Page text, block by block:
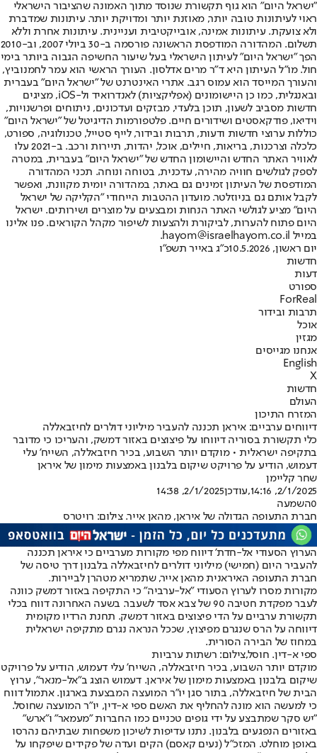
"ישראל היום" הוא גוף תקשורת שנוסד מתוך האמונה שהציבור הישראלי
ראוי לעיתונות טובה יותר, מאוזנת יותר ומדויקת יותר. עיתונות שמדברת
ולא צועקת. עיתונות אמינה, אובייקטיבית ועניינית. עיתונות אחרת וללא
תשלום. המהדורה המודפסת הראשונה פורסמה ב-30 ביולי 2007, וב-2010
הפך "ישראל היום" לעיתון הישראלי בעל שיעור החשיפה הגבוה ביותר בימי
חול. מו"ל העיתון היא ד"ר מרים אדלסון. העורך הראשי הוא עמר לחמנוביץ,
והעורך המייסד הוא עמוס רגב. אתרי האינטרנט של "ישראל היום" בעברית
ובאנגלית, כמו כן היישומונים (אפליקציות) לאנדרואיד ול-iOS, מציגים
חדשות מסביב לשעון, תוכן בלעדי, מבזקים ועדכונים, ניתוחים ופרשנויות,
וידיאו, פודקאסטים ושידורים חיים. פלטפורמות הדיגיטל של "ישראל היום"
כוללות ערוצי חדשות ודעות, תרבות ובידור, לייף סטייל, טכנולוגיה, ספורט,
כלכלה וצרכנות, בריאות, חיילים, אוכל, יהדות, תיירות ורכב. ב-2021 עלו
לאוויר האתר החדש והיישומון החדש של "ישראל היום" בעברית, במטרה
לספק לגולשים חוויה מהירה, עדכנית, בטוחה ונוחה. תכני המהדורה
המודפסת של העיתון זמינים גם באתר, במהדורה יומית מקוונת, ואפשר
לקבל אותם גם בניוזלטר. מועדון ההטבות הייחודי "הקליקה של ישראל
היום" מציע לגולשי האתר הנחות ומבצעים על מוצרים ושירותים. ישראל
היום פתוח להערות, לביקורת ולהצעות לשיפור מקהל הקוראים. פנו אלינו
במייל hayom@israelhayom.co.il.
יום ראשון, 10.5.2026
כ"ג באייר תשפ"ו
חדשות
דעות
ספורט
ForReal
תרבות ובידור
אוכל
מגזין
אנחנו מגייסים
English
X
חדשות
העולם
המזרח התיכון
דיווחים ערביים: איראן תכננה להעביר מיליוני דולרים לחיזבאללה
כלי תקשורת בסוריה דיווחו על פיצוצים באזור דמשק, והעריכו כי מדובר
בתקיפה ישראלית • מוקדם יותר השבוע, בכיר חיזבאללה, השייח' עלי
דעמוש, הודיע על פרויקט שיקום בלבנון באמצעות מימון של איראן
שחר קליימן
2/1/2025, 14:16
,עודכן2/1/2025, 14:38
0השמעה
חברת התעופה הגדולה של איראן, מהאן אייר. צילום: רויטרס
הערוץ הסעודי אל-חדת' דיווח מפי מקורות מערביים כי איראן תכננה
להעביר היום (חמישי) מיליוני דולרים לחיזבאללה בלבנון דרך טיסה של
חברת התעופה האיראנית מהאן אייר, שתמריא מטהרן לביירות.
מקורות מסרו לערוץ הסעודי "אל-ערביה" כי התקיפה באזור דמשק כוונה
לעבר מפקדת חטיבה 90 של צבא אסד לשעבר. בשעה האחרונה דווח בכלי
תקשורת ערביים על הדי פיצוצים באזור דמשק. תחנת הרדיו מקומית
דיווחה על הרס שנגרם מפיצוץ, שככל הנראה נגרם מתקיפה ישראלית
במחוז של הבירה הסורית.
ספי א-דין. חוסל,צילום: רשתות ערביות
מוקדם יותר השבוע, בכיר חיזבאללה, השייח' עלי דעמוש, הודיע על פרויקט
שיקום בלבנון באמצעות מימון של איראן. דעמוש הוצג ב"אל-מנאר", ערוץ
הבית של חיזבאללה, בתור סגן יו"ר המועצה המבצעת בארגון. אתמול דווח
כי למעשה הוא מונה להחליף את האשם ספי א-דין, יו"ר המועצה שחוסל.
"יש סקר שמתבצע על ידי גופים טכניים כמו החברות "מעמאר" ו"ארש"
באזורים הנפגעים בלבנון. נתנו עדיפות לשיכון משפחות שבתיהם נהרסו
באופן מוחלט. המזכ"ל (נעים קאסם) הקים ועדה של פקידים שיפקחו על